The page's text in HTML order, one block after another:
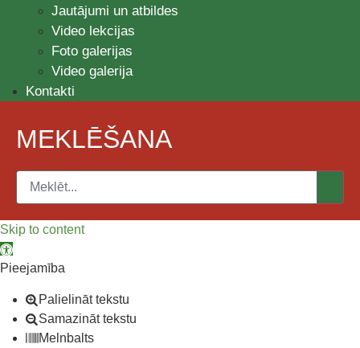
Jautājumi un atbildes
Video lekcijas
Foto galerijas
Video galerija
Kontakti
MEKLĒŠANA
Skip to content
Open toolbar
Pieejamība
Palielināt tekstu
Samazināt tekstu
Melnbalts